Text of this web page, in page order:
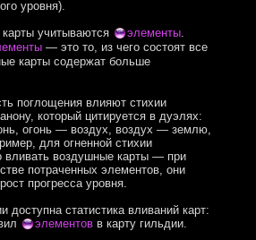
уровня).
учитываются элементы.
— это то, из чего состоят все
карты содержат больше
поглощения влияют стихии
который цитируется в дуэлях:
огонь — воздух, воздух — землю,
для огненной стихии
вливать воздушные карты — при
потраченных элементов, они
прогресса уровня.
доступна статистика вливаний карт:
элементов в карту гильдии.